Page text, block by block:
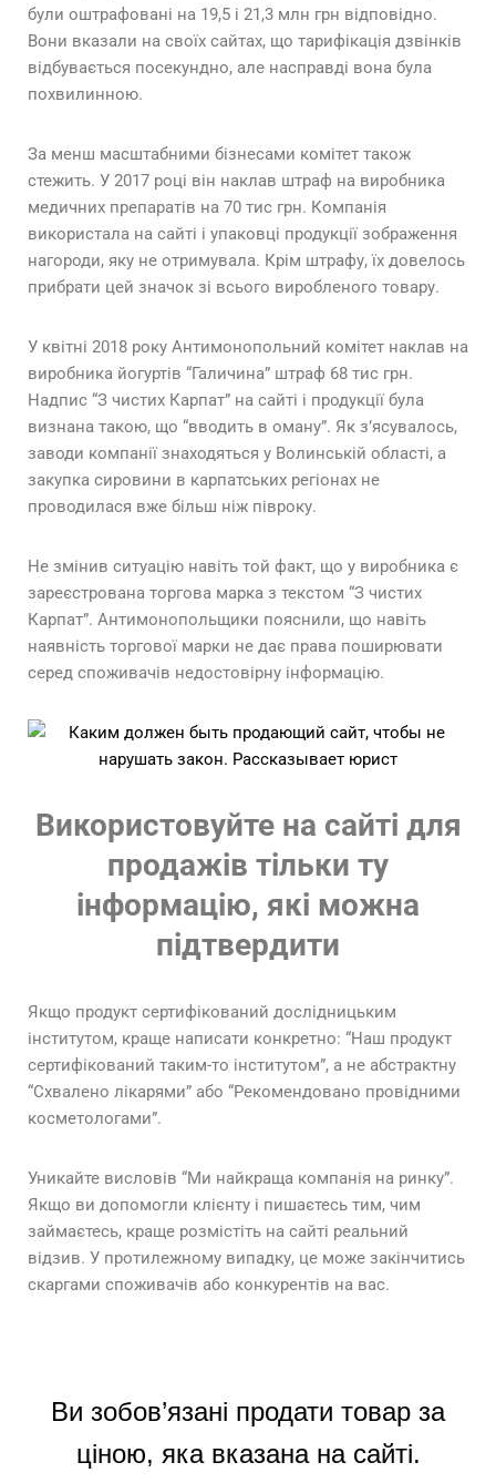
були оштрафовані на 19,5 і 21,3 млн грн відповідно.
Вони вказали на своїх сайтах, що тарифікація дзвінків
відбувається посекундно, але насправді вона була
похвилинною.
За менш масштабними бізнесами комітет також
стежить. У 2017 році він наклав штраф на виробника
медичних препаратів на 70 тис грн. Компанія
використала на сайті і упаковці продукції зображення
нагороди, яку не отримувала. Крім штрафу, їх довелось
прибрати цей значок зі всього виробленого товару.
У квітні 2018 року Антимонопольний комітет наклав на
виробника йогуртів “Галичина” штраф 68 тис грн.
Надпис “З чистих Карпат” на сайті і продукції була
визнана такою, що “вводить в оману”. Як з’ясувалось,
заводи компанії знаходяться у Волинській області, а
закупка сировини в карпатських регіонах не
проводилася вже більш ніж півроку.
Не змінив ситуацію навіть той факт, що у виробника є
зареєстрована торгова марка з текстом “З чистих
Карпат”. Антимонопольщики пояснили, що навіть
наявність торгової марки не дає права поширювати
серед споживачів недостовірну інформацію.
Використовуйте на сайті для
продажів тільки ту
інформацію, які можна
підтвердити
Якщо продукт сертифікований дослідницьким
інститутом, краще написати конкретно: “Наш продукт
сертифікований таким-то інститутом”, а не абстрактну
“Схвалено лікарями” або “Рекомендовано провідними
косметологами”.
Уникайте висловів “Ми найкраща компанія на ринку”.
Якщо ви допомогли клієнту і пишаєтесь тим, чим
займаєтесь, краще розмістіть на сайті реальний
відзив. У протилежному випадку, це може закінчитись
скаргами споживачів або конкурентів на вас.
Ви зобов’язані продати товар за
ціною, яка вказана на сайті.